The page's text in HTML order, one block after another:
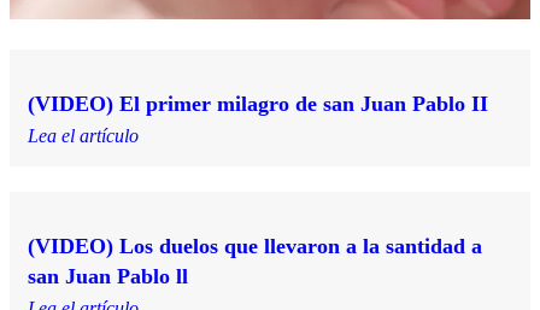
(VIDEO) El primer milagro de san Juan Pablo II
Lea el artículo
(VIDEO) Los duelos que llevaron a la santidad a
san Juan Pablo ll